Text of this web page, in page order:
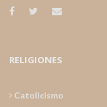
RELIGIONES
Catolicismo